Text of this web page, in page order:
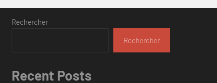
Rechercher
Rechercher
Recent Posts